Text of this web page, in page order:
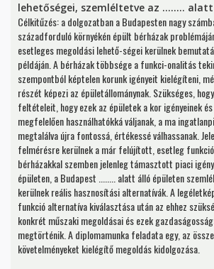
lehetőségei, szemléltetve az ........
Célkitűzés: a dolgozatban a Budapesten nagy
századforduló környékén épült bérházak
esetleges megoldási lehető-ségei kerülnek
példáján. A bérházak többsége a funkci-onalitás
szempontból képtelen korunk igényeit kielégíteni,
részét képezi az épületállománynak. Szükséges,
feltételeit, hogy ezek az épületek a kor igényeinek
megfelelően használhatókká váljanak, a ma
megtalálva újra fontossá, értékessé válhassanak.
felmérésre kerülnek a már felújított, esetleg
bérházakkal szemben jelenleg támasztott piaci
épületen, a Budapest ........ alatt álló épületen
kerülnek reális hasznosítási alternatívák. A
funkció alternatíva kiválasztása után az ehhez
konkrét műszaki megoldásai és ezek
megtörténik. A diplomamunka feladata egy, az
követelményeket kielégítő megoldás kidolgozása.